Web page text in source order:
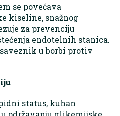
se povećava
kiseline, snažnog
za prevenciju
endotelnih stanica.
u borbi protiv
status, kuhan
održavanju glikemijske